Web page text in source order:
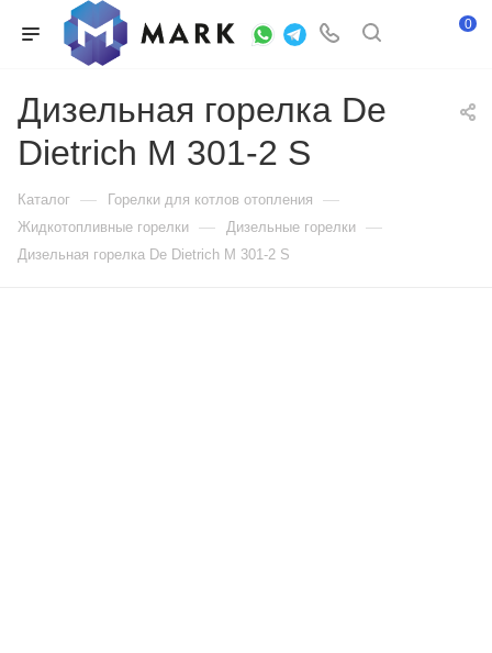
0
Дизельная горелка De
Dietrich M 301-2 S
Каталог — Горелки для котлов отопления —
Жидкотопливные горелки — Дизельные горелки —
Дизельная горелка De Dietrich M 301-2 S